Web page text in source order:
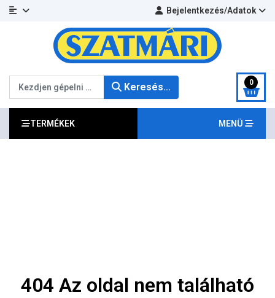
Bejelentkezés/Adatok
Keresés... 0
TERMÉKEK MENÜ
404 Az oldal nem található